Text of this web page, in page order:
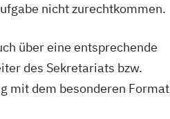
nicht zurechtkommen.
über eine entsprechende
des Sekretariats bzw.
mit dem besonderen Format